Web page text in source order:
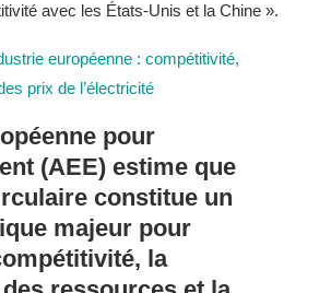
avec les États-Unis et la Chine ».
européenne : compétitivité,
prix de l’électricité
pour
(AEE) estime que
constitue un
majeur pour
la